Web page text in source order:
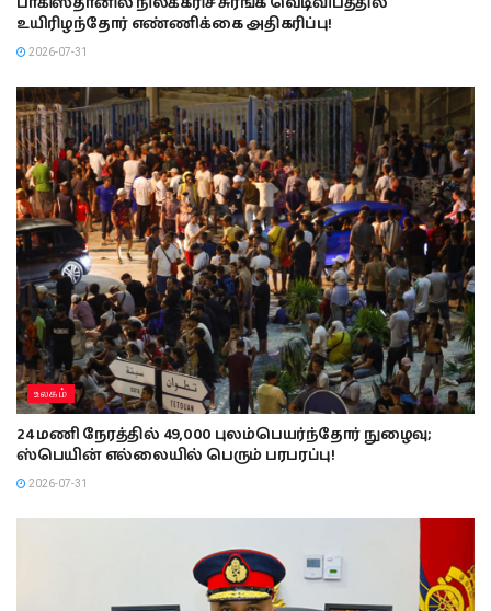
உயிரிழந்தோர் எண்ணிக்கை அதிகரிப்பு!
2026-07-31
உலகம்
24 மணி நேரத்தில் 49,000 புலம்பெயர்ந்தோர் நுழைவு;
ஸ்பெயின் எல்லையில் பெரும் பரபரப்பு!
2026-07-31